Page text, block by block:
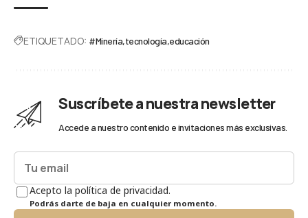
ETIQUETADO: #Minería tecnología educación
Suscríbete a nuestra newsletter
Accede a nuestro contenido e invitaciones más exclusivas.
Acepto la política de privacidad.
Podrás darte de baja en cualquier momento.